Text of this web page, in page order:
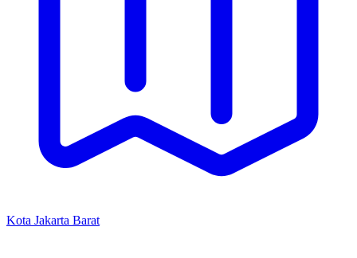
Kota Jakarta Barat